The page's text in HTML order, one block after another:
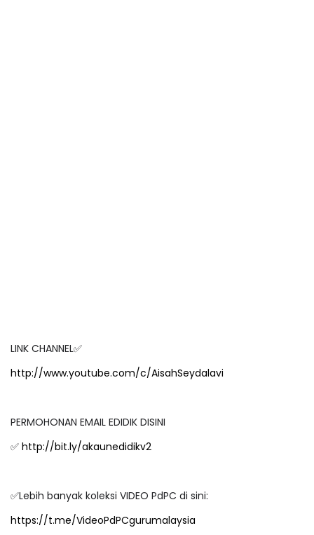
LINK CHANNEL✅
http://www.youtube.com/c/AisahSeydalavi
PERMOHONAN EMAIL EDIDIK DISINI
✅ http://bit.ly/akaunedidikv2
✅Lebih banyak koleksi VIDEO PdPC di sini:
https://t.me/VideoPdPCgurumalaysia